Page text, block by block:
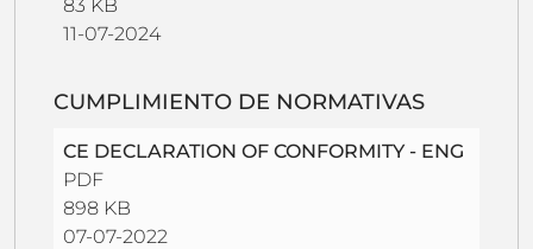
83 KB
11-07-2024
CUMPLIMIENTO DE NORMATIVAS
CE DECLARATION OF CONFORMITY - ENG
PDF
898 KB
07-07-2022